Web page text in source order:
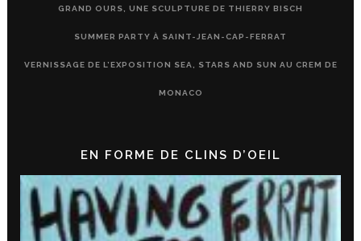
GRAND OURS, UNE SCULPTURE DE THIERRY BISCH
SUMMER PARTY À SAINT-JEAN-CAP-FERRAT
VERNISSAGE DE L’EXPOSITION SEA, STARS AND SUN AU CREM DE
MONACO
EN FORME DE CLINS D’OEIL